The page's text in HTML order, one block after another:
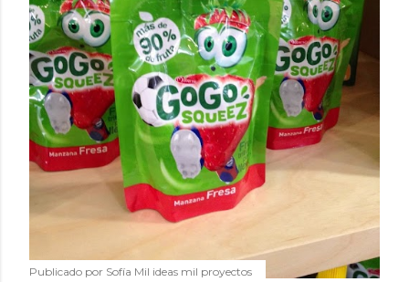
Publicado por Sofía Mil ideas mil proyectos